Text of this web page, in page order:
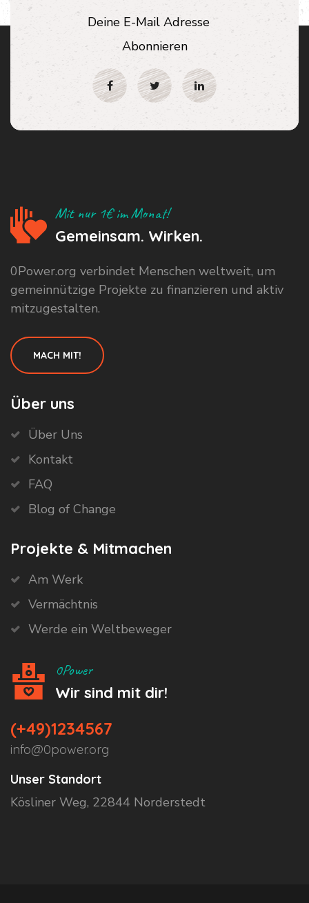
Mit nur 1€ im Monat!
Gemeinsam. Wirken.
0Power.org verbindet Menschen weltweit, um
gemeinnützige Projekte zu finanzieren und aktiv
mitzugestalten.
MACH MIT!
Über uns
Über Uns
Kontakt
FAQ
Blog of Change
Projekte & Mitmachen
Am Werk
Vermächtnis
Werde ein Weltbeweger
0Power
Wir sind mit dir!
(+49)1234567
info@0power.org
Unser Standort
Kösliner Weg, 22844 Norderstedt